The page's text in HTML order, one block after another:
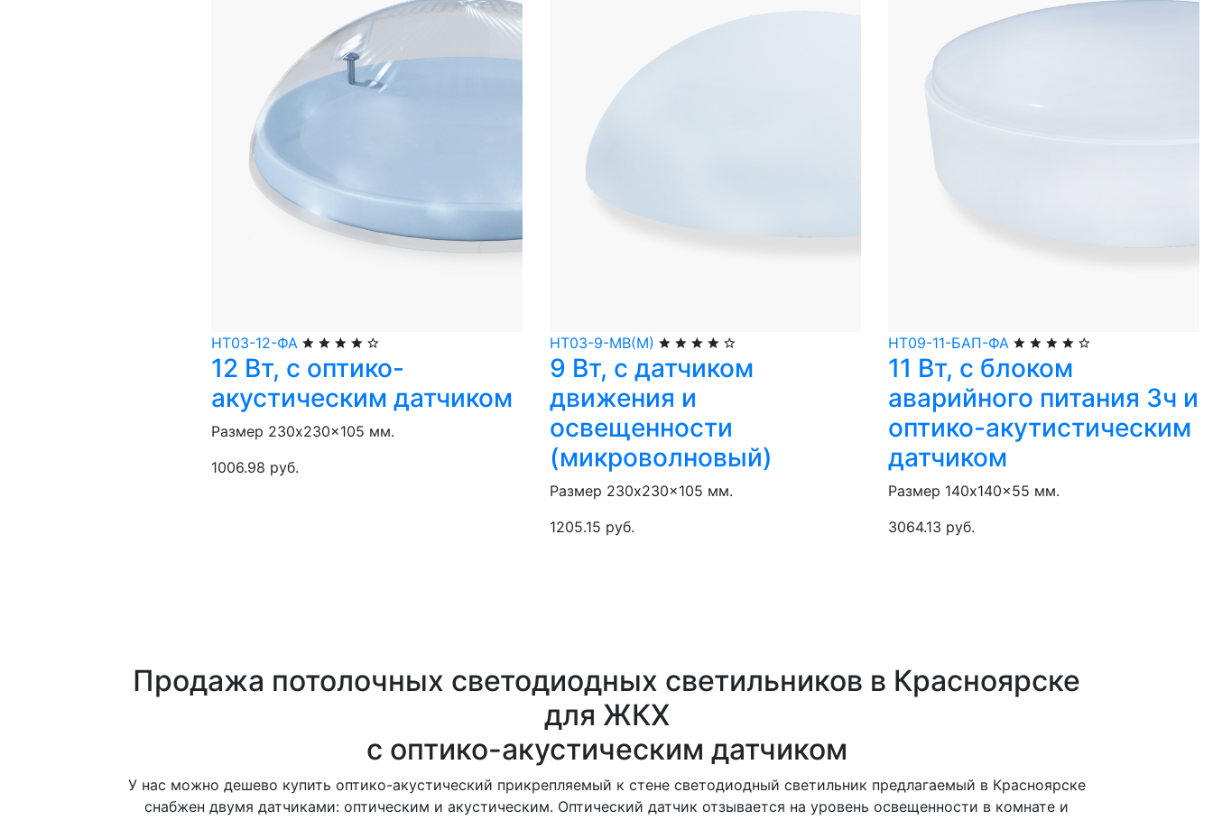
НТ03-12-ФА
12 Вт, с оптико-
акустическим датчиком
Размер 230x230x105 мм.
1006.98 руб.
НТ03-9-МВ(М)
9 Вт, с датчиком
движения и
освещенности
(микроволновый)
Размер 230x230x105 мм.
1205.15 руб.
НТ09-11-БАП-ФА
11 Вт, с блоком
аварийного питания 3ч и
оптико-акутистическим
датчиком
Размер 140x140x55 мм.
3064.13 руб.
Продажа потолочных светодиодных светильников в Красноярске
для ЖКХ
с оптико-акустическим датчиком
У нас можно дешево купить оптико-акустический прикрепляемый к стене светодиодный светильник предлагаемый в Красноярске
снабжен двумя датчиками: оптическим и акустическим. Оптический датчик отзывается на уровень освещенности в комнате и